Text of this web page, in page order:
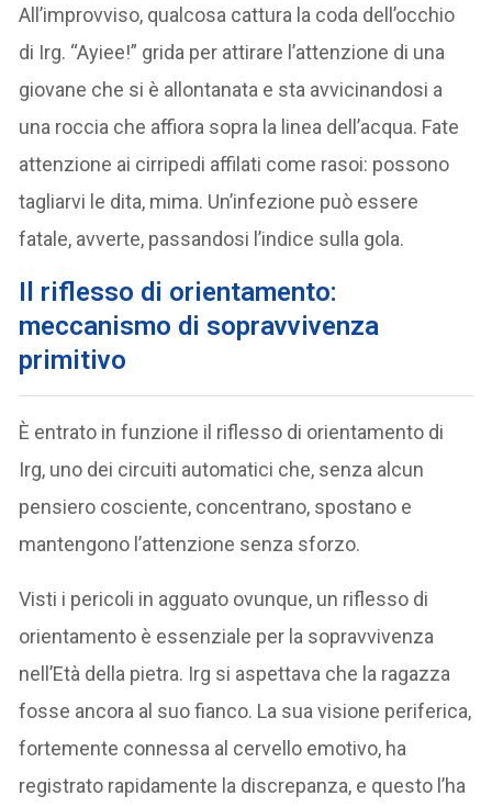
All’improvviso, qualcosa cattura la coda dell’occhio
di Irg. “Ayiee!” grida per attirare l’attenzione di una
giovane che si è allontanata e sta avvicinandosi a
una roccia che affiora sopra la linea dell’acqua. Fate
attenzione ai cirripedi affilati come rasoi: possono
tagliarvi le dita, mima. Un’infezione può essere
fatale, avverte, passandosi l’indice sulla gola.
Il riflesso di orientamento:
meccanismo di sopravvivenza
primitivo
È entrato in funzione il riflesso di orientamento di
Irg, uno dei circuiti automatici che, senza alcun
pensiero cosciente, concentrano, spostano e
mantengono l’attenzione senza sforzo.
Visti i pericoli in agguato ovunque, un riflesso di
orientamento è essenziale per la sopravvivenza
nell’Età della pietra. Irg si aspettava che la ragazza
fosse ancora al suo fianco. La sua visione periferica,
fortemente connessa al cervello emotivo, ha
registrato rapidamente la discrepanza, e questo l’ha